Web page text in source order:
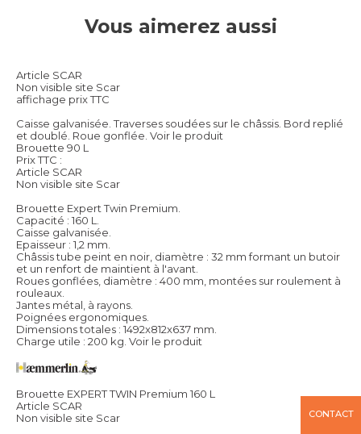
Vous aimerez aussi
Article SCAR
Non visible site Scar
affichage prix TTC
Caisse galvanisée. Traverses soudées sur le châssis. Bord replié
et doublé. Roue gonflée. Voir le produit
Brouette 90 L
Prix TTC :
Article SCAR
Non visible site Scar
Brouette Expert Twin Premium.
Capacité : 160 L.
Caisse galvanisée.
Epaisseur : 1,2 mm.
Châssis tube peint en noir, diamètre : 32 mm formant un butoir
et un renfort de maintient à l'avant.
Roues gonflées, diamètre : 400 mm, montées sur roulement à
rouleaux.
Jantes métal, à rayons.
Poignées ergonomiques.
Dimensions totales : 1492x812x637 mm.
Charge utile : 200 kg. Voir le produit
Brouette EXPERT TWIN Premium 160 L
Article SCAR
Non visible site Scar
CONTACT